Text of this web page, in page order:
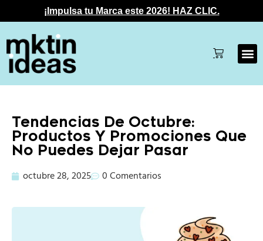
¡Impulsa tu Marca este 2026! HAZ CLIC.
Tendencias De Octubre:
Productos Y Promociones Que
No Puedes Dejar Pasar
octubre 28, 2025 0 Comentarios